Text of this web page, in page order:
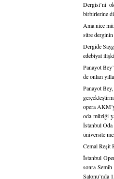
Dergisi’ni
birbirlerine
Ama nice
süre derginin
Dergide
edebiyat
Panayot
de onları
Panayot
opera
oda müziği
İstanbul Oda
üniversite
Cemal Reşit
İstanbul
sonra
Salonu’nda